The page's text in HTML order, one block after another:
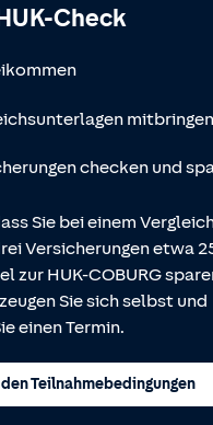
Check
mitbringen
checken und
Sie bei einem
Versicherungen etwa
zur HUK-COBURG
Sie sich selbst und
einen Termin.
den Teilnahmebedingungen